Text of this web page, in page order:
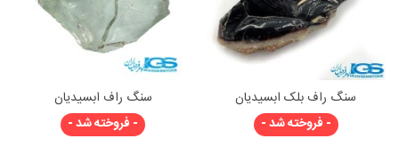
سنگ راف بلک ابسیدیان
- فروخته شد -
سنگ راف ابسیدیان
- فروخته شد -